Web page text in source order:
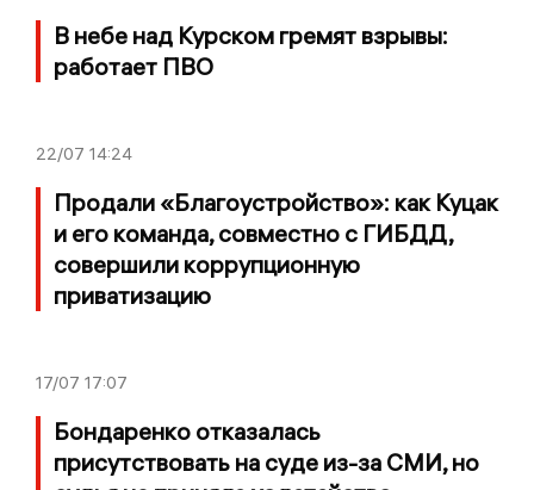
В небе над Курском гремят взрывы:
работает ПВО
22/07 14:24
Продали «Благоустройство»: как Куцак
и его команда, совместно с ГИБДД,
совершили коррупционную
приватизацию
17/07 17:07
Бондаренко отказалась
присутствовать на суде из-за СМИ, но